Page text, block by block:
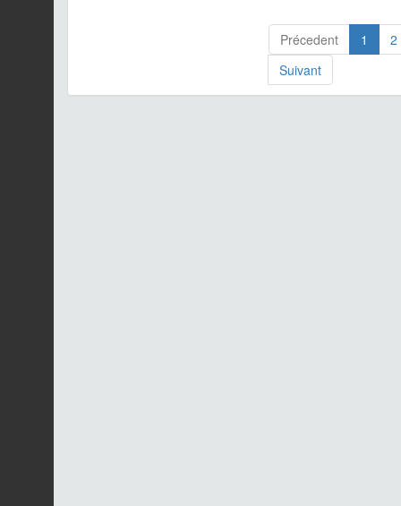
Précedent 1
2
Suivant